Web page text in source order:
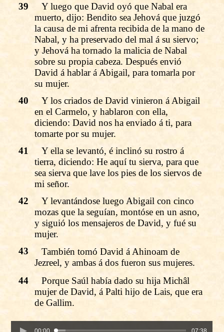
39
Y luego que David oyó que Nabal era
muerto, dijo: Bendito sea Jehová que juzgó
la causa de mi afrenta recibida de la mano de
Nabal, y ha preservado del mal á su siervo;
y Jehová ha tornado la malicia de Nabal
sobre su propia cabeza. Después envió
David á hablar á Abigail, para tomarla por
su mujer.
40
Y los criados de David vinieron á Abigail
en el Carmelo, y hablaron con ella,
diciendo: David nos ha enviado á ti, para
tomarte por su mujer.
41
Y ella se levantó, é inclinó su rostro á
tierra, diciendo: He aquí tu sierva, para que
sea sierva que lave los pies de los siervos de
mi señor.
42
Y levantándose luego Abigail con cinco
mozas que la seguían, montóse en un asno,
y siguió los mensajeros de David, y fué su
mujer.
43
También tomó David á Ahinoam de
Jezreel, y ambas á dos fueron sus mujeres.
44
Porque Saúl había dado su hija Michâl
mujer de David, á Palti hijo de Lais, que era
de Gallim.